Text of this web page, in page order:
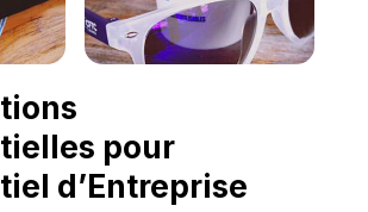
pour
d’Entreprise